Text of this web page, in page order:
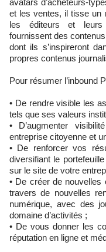
avatars d’acheteurs-
et les ventes, il tisse un
les éditeurs et leurs
fournissent des
dont ils s’inspireront
propres contenus
Pour résumer l’inbound
• De rendre visible les
tels que ses valeurs
• D’augmenter
entreprise citoyenne et
• De renforcer vos
diversifiant le
sur le site de votre
• De créer de nouvelles
travers de nouvelles
numérique, avec des
domaine d’activités ;
• De vous donner les
réputation en ligne et